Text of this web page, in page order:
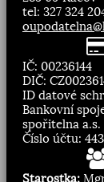
tel: 327 324
IČ: 00236144
DIČ:
ID datové
Bankovní
spořitelna
Číslo účtu:
Starostka: